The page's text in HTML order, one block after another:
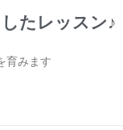
たレッスン♪
育みます